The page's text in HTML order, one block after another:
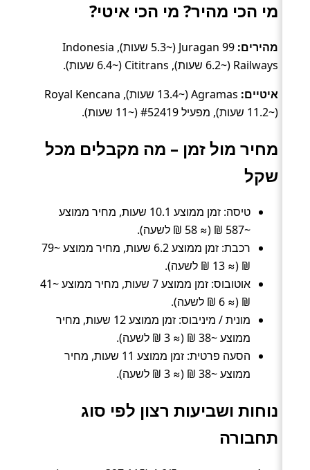
מי הכי מהיר? מי הכי איטי?
מהירים:
Juragan 99 (~5.3 שעות), Indonesia
Railways (~6.2 שעות), Cititrans (~6.4 שעות).
איטיים:
Agramas (~13.4 שעות), Royal Kencana
(~11.2 שעות), מפעיל #52419 (~11 שעות).
מחיר מול זמן – מה מקבלים מכל
שקל
טיסה: זמן ממוצע 10.1 שעות, מחיר ממוצע
~587 ₪ (≈ 58 ₪ לשעה).
רכבת: זמן ממוצע 6.2 שעות, מחיר ממוצע ~79
₪ (≈ 13 ₪ לשעה).
אוטובוס: זמן ממוצע 7 שעות, מחיר ממוצע ~41
₪ (≈ 6 ₪ לשעה).
מונית / מיניבוס: זמן ממוצע 12 שעות, מחיר
ממוצע ~38 ₪ (≈ 3 ₪ לשעה).
הסעה פרטית: זמן ממוצע 11 שעות, מחיר
ממוצע ~38 ₪ (≈ 3 ₪ לשעה).
נוחות ושביעות רצון לפי סוג
תחבורה